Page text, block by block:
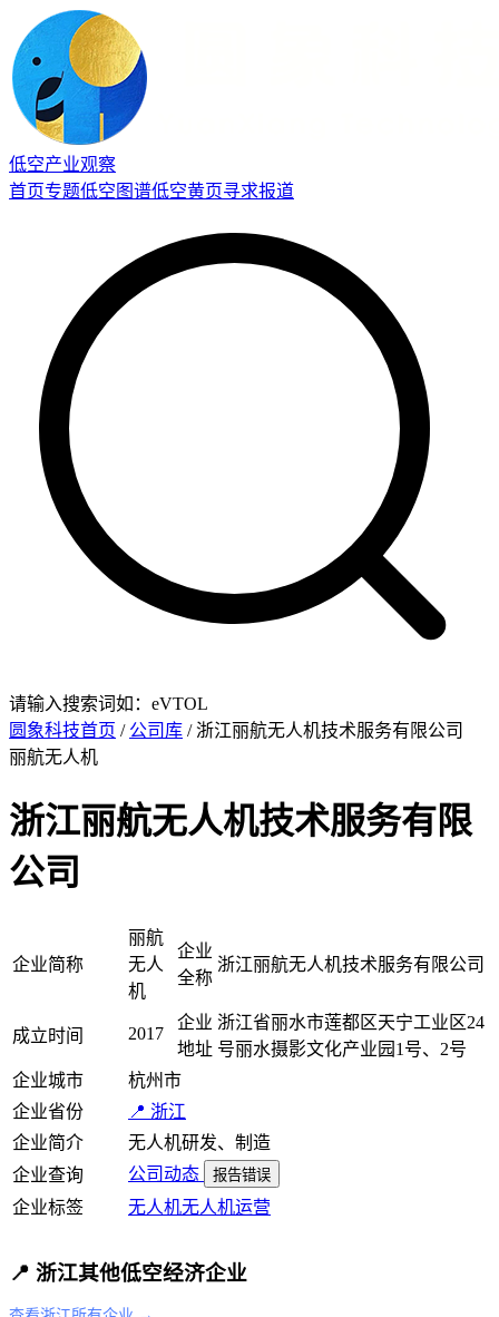
低空产业观察
首页专题低空图谱低空黄页寻求报道
请输入搜索词如：eVTOL
圆象科技首页 / 公司库 / 浙江丽航无人机技术服务有限公司
丽航无人机
浙江丽航无人机技术服务有限
公司
企业简称
丽航
无人
机
企业
全称
浙江丽航无人机技术服务有限公司
成立时间 2017
企业
地址
浙江省丽水市莲都区天宁工业区24
号丽水摄影文化产业园1号、2号
企业城市
杭州市
企业省份
📍 浙江
企业简介
无人机研发、制造
企业查询
公司动态 报告错误
企业标签 无人机无人机运营
📍 浙江其他低空经济企业